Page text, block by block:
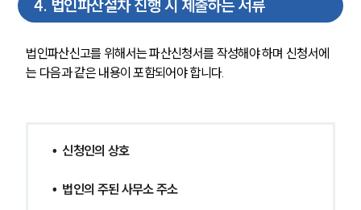
4. 법인파산절차 진행 시 제출하는 서류
법인파산신고를 위해서는 파산신청서를 작성해야 하며 신청서에
는 다음과 같은 내용이 포함되어야 합니다.
•  신청인의 상호
•  법인의 주된 사무소 주소